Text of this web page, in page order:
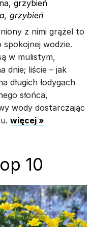
grzybień
z nimi grążel to
wodzie.
w mulistym,
dnie; liście – jak
długich łodygach
słońca,
wody dostarczając
więcej »
10